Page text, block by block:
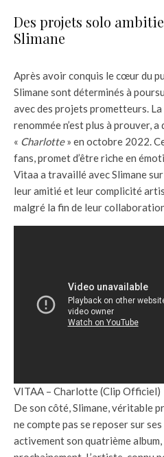
Des projets solo
Slimane
Après avoir conquis le cœur du
Slimane sont déterminés à
avec des projets prometteurs.
renommée n’est plus à prouver,
« Charlotte» en octobre 2022.
fans, promet d’être riche en
Vitaa a travaillé avec Slimane
leur amitié et leur complicité
malgré la fin de leur
VITAA – Charlotte (Clip Officiel)
De son côté, Slimane, véritable
ne compte pas se reposer sur
activement son quatrième